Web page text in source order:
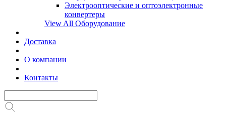
Электрооптические и оптоэлектронные
конвертеры
View All Оборудование
Доставка
О компании
Контакты